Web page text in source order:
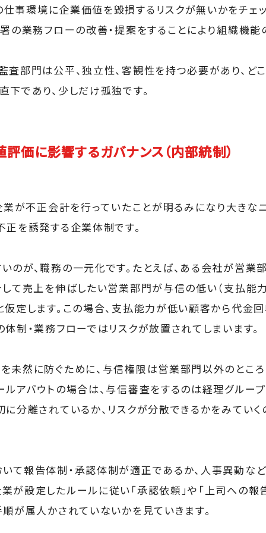
事環境に企業価値を毀損するリスクが無いかをチェ
署の業務フローの改善・提案をすることにより組織機能
査部門は公平、独立性、客観性を持つ必要があり、ど
であり、少しだけ孤独です。
価に影響するガバナンス（内部統制）
が不正会計を行っていたことが明るみになり大きなニ
正を誘発する企業体制です。
のが、職務の一元化です。たとえば、ある会社が営
して売上を伸ばしたい営業部門が与信の低い（支払能
仮定します。この場合、支払能力が低い顧客から代金
制・業務フローではリスクが放置されてしまいます。
未然に防ぐために、与信権限は営業部門以外のとこ
ルアバウトの場合は、与信審査をするのは経理グルー
に分離されているか、リスクが分散できるかをみてい
て報告体制・承認体制が適正であるか、人事異動な
が設定したルールに従い「承認依頼」や「上司への報
が属人かされていないかを見ていきます。